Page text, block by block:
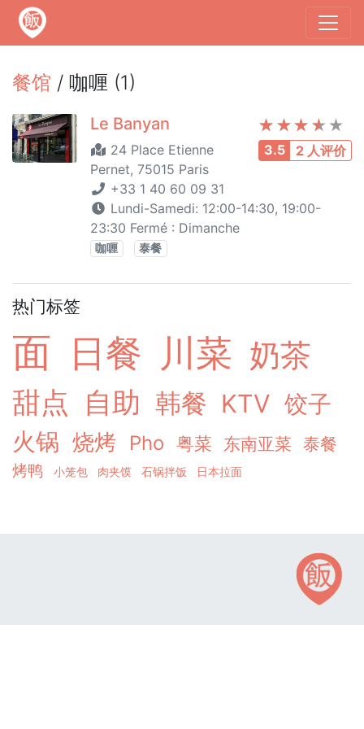
餐馆 / 咖喱 (1)
3.5 2 人评价
Le Banyan
24 Place Etienne
Pernet, 75015 Paris
+33 1 40 60 09 31
Lundi-Samedi: 12:00-14:30, 19:00-
23:30 Fermé : Dimanche
咖喱 泰餐
热门标签
面 日餐 川菜 奶茶
甜点 自助 韩餐 KTV 饺子
火锅 烧烤 Pho 粤菜 东南亚菜 泰餐
烤鸭 小笼包 肉夹馍 石锅拌饭 日本拉面